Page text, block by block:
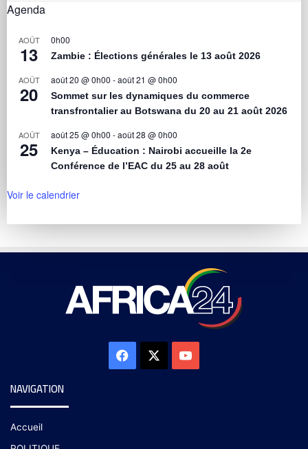
Agenda
AOÛT
13
0h00
Zambie : Élections générales le 13 août 2026
AOÛT
20
août 20 @ 0h00 -août 21 @ 0h00
Sommet sur les dynamiques du commerce
transfrontalier au Botswana du 20 au 21 août 2026
AOÛT
25
août 25 @ 0h00 -août 28 @ 0h00
Kenya – Éducation : Nairobi accueille la 2e
Conférence de l’EAC du 25 au 28 août
Voir le calendrier
NAVIGATION
Accueil